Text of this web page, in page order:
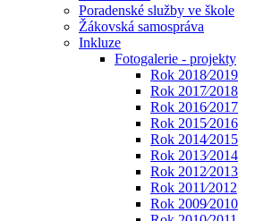
Poradenské služby ve škole
Žákovská samospráva
Inkluze
Fotogalerie - projekty
Rok 2018⁄2019
Rok 2017⁄2018
Rok 2016⁄2017
Rok 2015⁄2016
Rok 2014⁄2015
Rok 2013⁄2014
Rok 2012⁄2013
Rok 2011⁄2012
Rok 2009⁄2010